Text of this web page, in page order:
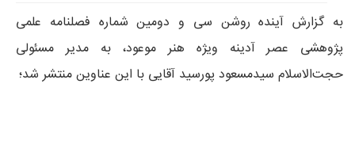
به گزارش آینده روشن سی و دومین شماره فصلنامه علمی
پژوهشی عصر آدینه ویژه هنر موعود، به مدیر مسئولی
حجت‌الاسلام سیدمسعود پورسید آقایی با این عناوین منتشر شد؛